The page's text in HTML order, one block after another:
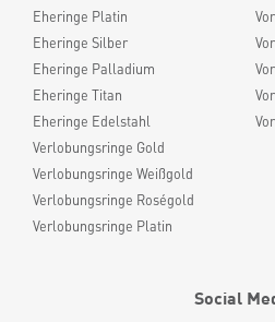
Eheringe Platin
Eheringe Silber
Eheringe Palladium
Eheringe Titan
Eheringe Edelstahl
Verlobungsringe Gold
Verlobungsringe Weißgold
Verlobungsringe Roségold
Verlobungsringe Platin
Social